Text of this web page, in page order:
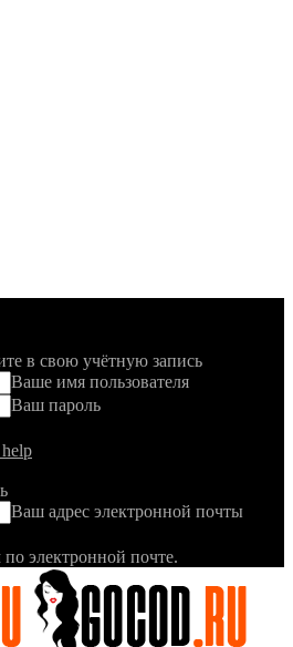
в свою учётную запись
Ваше имя пользователя
Ваш пароль
Ваш адрес электронной почты
электронной почте.